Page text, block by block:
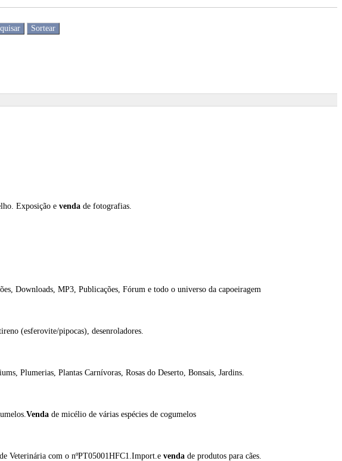
Exposição e vendade fotografias.
Downloads, MP3, Publicações, Fórum e todo o universo da capoeiragem
(esferovite/pipocas), desenroladores.
Plumerias, Plantas Carnívoras, Rosas do Deserto, Bonsais, Jardins.
Vendade micélio de várias espécies de cogumelos
Veterinária com o nºPT05001HFC1.Import.e vendade produtos para cães.